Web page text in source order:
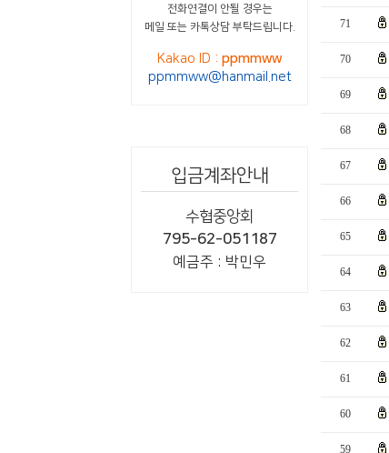
전화연결이 안될 경우는
메일 또는 카톡상담 부탁드립니다.
Kakao ID :ppmmww
ppmmww@hanmail.net
입금계좌안내
수협중앙회
795-62-051187
예금주 : 박민우
71
70
69
68
67
66
65
64
63
62
61
60
59